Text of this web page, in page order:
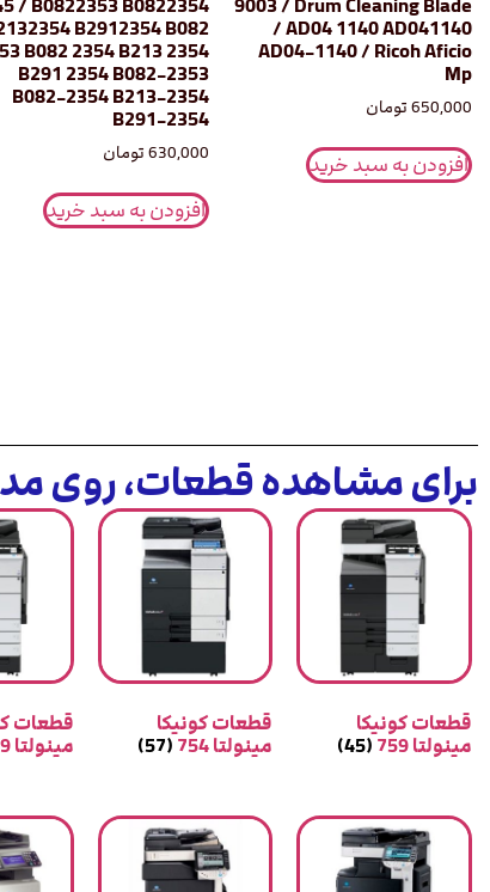
/ AD04 1140 AD041140
AD04-1140 / Ricoh Aficio
Mp
650,000 تومان
افزودن به سبد خرید
B2912354 B082
B082 2354 B213 2354
B291 2354 B082-2353
B082-2354 B213-2354
B291-2354
630,000 تومان
افزودن به سبد خرید
برای مشاهده قطعات، روی
قطعات کونیکا
مینولتا 759 (45)
قطعات کونیکا
مینولتا 754 (57)
قطعات
مینولتا 659